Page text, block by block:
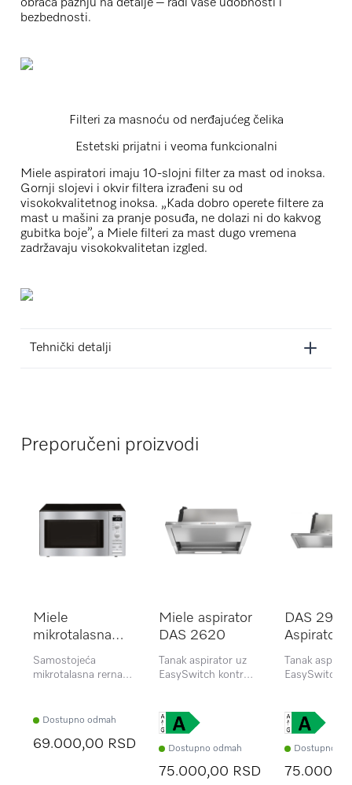
obraća pažnju na detalje – radi vaše udobnosti i
bezbednosti.
Filteri za masnoću od nerđajućeg čelika
Estetski prijatni i veoma funkcionalni
Miele aspiratori imaju 10-slojni filter za mast od inoksa.
Gornji slojevi i okvir filtera izrađeni su od
visokokvalitetnog inoksa. „Kada dobro operete filtere za
mast u mašini za pranje posuđa, ne dolazi ni do kakvog
gubitka boje”, a Miele filteri za mast dugo vremena
zadržavaju visokokvalitetan izgled.
Tehnički detalji
Preporučeni proizvodi
Miele
mikrotalasna
rerna M 6012
SC EDST
Samostojeća
mikrotalasna rerna
Dostupno odmah
69.000,00 RSD
Miele aspirator
DAS 2620
Tanak aspirator uz
EasySwitch kontrole
Dostupno odmah
75.000,00 RSD
DAS 2920
Aspirator
Tanak
EasySwitch
Dostupno